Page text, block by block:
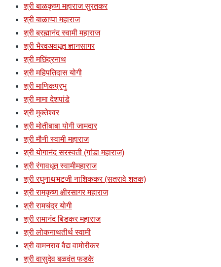
श्री बाळकृष्ण महाराज सुरतकर
श्री बाळाप्पा महाराज
श्री ब्रह्मानंद स्वामी महाराज
श्री भैरवअवधूत ज्ञानसागर
श्री मछिंद्रनाथ
श्री महिपतिदास योगी
श्री माणिकप्रभु
श्री मामा देशपांडे
श्री मुक्तेश्वर
श्री मोतीबाबा योगी जामदार
श्री मौनी स्वामी महाराज
श्री योगानंद सरस्वती (गांडा महाराज)
श्री रंगावधूत स्वामीमहाराज
श्री रघुनाथभटजी नाशिककर (सतरावे शतक)
श्री रामकृष्ण क्षीरसागर महाराज
श्री रामचंद्र योगी
श्री रामानंद बिडकर महाराज
श्री लोकनाथतीर्थ स्वामी
श्री वामनराव वैद्य वामोरीकर
श्री वासुदेव बळवंत फडके